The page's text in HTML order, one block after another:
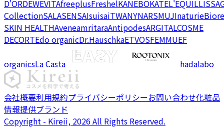
D'ORDEWEVITAfreeplusFreshelKANEBOKATEL'EQUIL
CollectionSALASENSAIsuisaiTWANYNARSMUJInaturieBiore
SKIN HEALTHAveneamritaraAntipodesARGITALCOSME
DECORTEdo organicDr.HauschkaETVOSFEMMUEF
organicsLa Casta hadalabo
会社概要利用規約プライバシーポリシーお問い合わせ化粧品
情報提供ブランド
Copyright - Kireii, 2026 All Rights Reserved.